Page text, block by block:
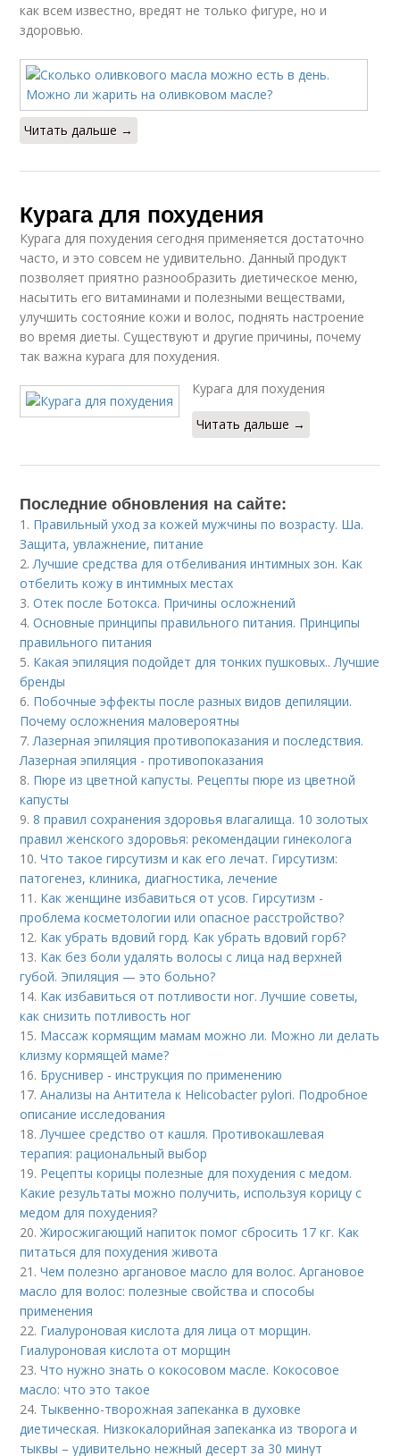
как всем известно, вредят не только фигуре, но и
здоровью.
Читать дальше →
Курага для похудения
Курага для похудения сегодня применяется достаточно
часто, и это совсем не удивительно. Данный продукт
позволяет приятно разнообразить диетическое меню,
насытить его витаминами и полезными веществами,
улучшить состояние кожи и волос, поднять настроение
во время диеты. Существуют и другие причины, почему
так важна курага для похудения.
Курага для похудения
Читать дальше →
Последние обновления на сайте:
1. Правильный уход за кожей мужчины по возрасту. Ша.
Защита, увлажнение, питание
2.Лучшие средства для отбеливания интимных зон. Как
отбелить кожу в интимных местах
3.Отек после Ботокса. Причины осложнений
4.Основные принципы правильного питания. Принципы
правильного питания
5. Какая эпиляция подойдет для тонких пушковых.. Лучшие
бренды
6. Побочные эффекты после разных видов депиляции.
Почему осложнения маловероятны
7.Лазерная эпиляция противопоказания и последствия.
Лазерная эпиляция - противопоказания
8. Пюре из цветной капусты. Рецепты пюре из цветной
капусты
9.8 правил сохранения здоровья влагалища. 10 золотых
правил женского здоровья: рекомендации гинеколога
10.Что такое гирсутизм и как его лечат. Гирсутизм:
патогенез, клиника, диагностика, лечение
11. Как женщине избавиться от усов. Гирсутизм -
проблема косметологии или опасное расстройство?
12. Как убрать вдовий горд. Как убрать вдовий горб?
13. Как без боли удалять волосы с лица над верхней
губой. Эпиляция — это больно?
14. Как избавиться от потливости ног. Лучшие советы,
как снизить потливость ног
15. Массаж кормящим мамам можно ли. Можно ли делать
клизму кормящей маме?
16. Бруснивер - инструкция по применению
17.Анализы на Антитела к Helicobacter pylori. Подробное
описание исследования
18.Лучшее средство от кашля. Противокашлевая
терапия: рациональный выбор
19. Рецепты корицы полезные для похудения с медом.
Какие результаты можно получить, используя корицу с
медом для похудения?
20.Жиросжигающий напиток помог сбросить 17 кг. Как
питаться для похудения живота
21.Чем полезно аргановое масло для волос. Аргановое
масло для волос: полезные свойства и способы
применения
22. Гиалуроновая кислота для лица от морщин.
Гиалуроновая кислота от морщин
23.Что нужно знать о кокосовом масле. Кокосовое
масло: что это такое
24. Тыквенно-творожная запеканка в духовке
диетическая. Низкокалорийная запеканка из творога и
тыквы – удивительно нежный десерт за 30 минут